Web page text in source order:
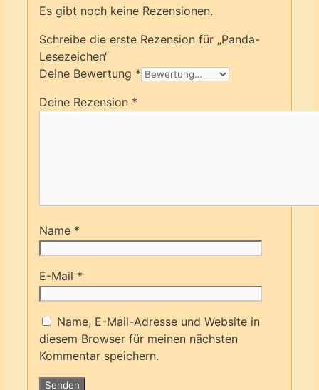
Es gibt noch keine Rezensionen.
Schreibe die erste Rezension für „Panda-
Lesezeichen“
Deine Bewertung *
Deine Rezension *
Name *
E-Mail *
Name, E-Mail-Adresse und Website in
diesem Browser für meinen nächsten
Kommentar speichern.